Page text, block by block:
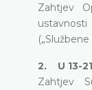
Zahtjev
2. U 13-21
Zahtjev